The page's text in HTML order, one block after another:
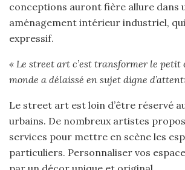
conceptions auront fière allure dans
aménagement intérieur industriel,
expressif.
« Le street art c’est transformer le petit
monde a délaissé en sujet digne
Le street art est loin d’être réservé
urbains. De nombreux artistes
services pour mettre en scène les
particuliers. Personnaliser vos